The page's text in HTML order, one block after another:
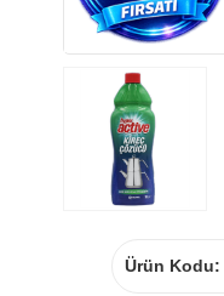
Ürün Kodu: